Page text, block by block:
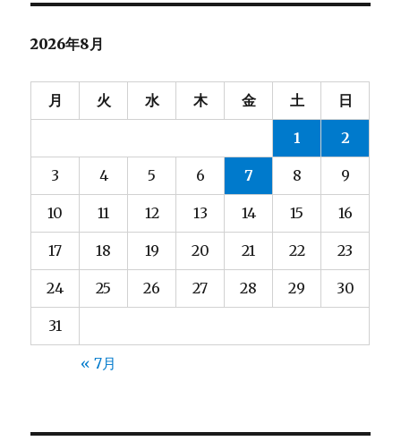
ゲ
ー
シ
ョ
ン
2026年8月
月 火 水 木 金 土 日
1 2
3 4 5 6 7 8 9
10 11 12 13 14 15 16
17 18 19 20 21 22 23
24 25 26 27 28 29 30
31
« 7月